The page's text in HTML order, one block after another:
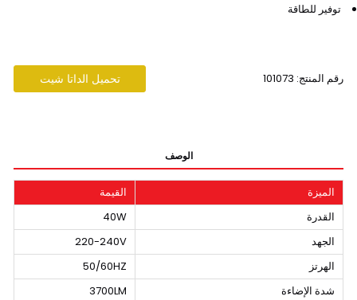
توفير للطاقة
رقم المنتج: 101073 تحميل الداتا شيت
الوصف
الميزة
القيمة
القدرة
40W
الجهد
220-240V
الهرتز
50/60HZ
شدة الإضاءة
3700LM